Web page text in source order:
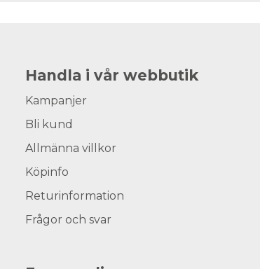
Handla i vår webbutik
Kampanjer
Bli kund
Allmänna villkor
Köpinfo
Returinformation
Frågor och svar